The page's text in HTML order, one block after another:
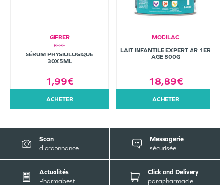
GIFRER
BÉBÉ
SÉRUM PHYSIOLOGIQUE
30X5ML
1,99€
ACHETER
MODILAC
LAIT INFANTILE EXPERT AR 1ER
AGE 800G
18,89€
ACHETER
Scan
d'ordonnance
Messagerie
sécurisée
Actualités
Pharmabest
Click and Delivery
parapharmacie